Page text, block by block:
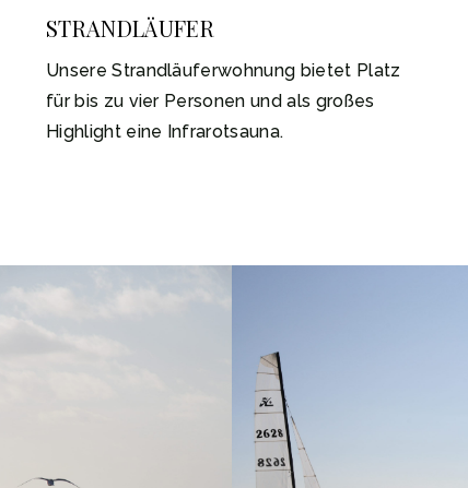
STRANDLÄUFER
Unsere Strandläuferwohnung bietet Platz
für bis zu vier Personen und als großes
Highlight eine Infrarotsauna.